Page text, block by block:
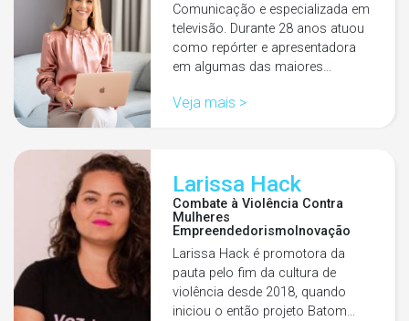
Comunicação e especializada em
televisão. Durante 28 anos atuou
como repórter e apresentadora
em algumas das maiores…
Veja mais >
Larissa Hack
Combate à Violência Contra
Mulheres
Empreendedorismo Inovação
Larissa Hack é promotora da
pauta pelo fim da cultura de
violência desde 2018, quando
iniciou o então projeto Batom…